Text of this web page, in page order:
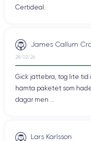
Certideal.
James Callum
28/02/26
Gick jättebra, tog lite tid
hämta paketet som
dagar men ...
Lars Karlsson